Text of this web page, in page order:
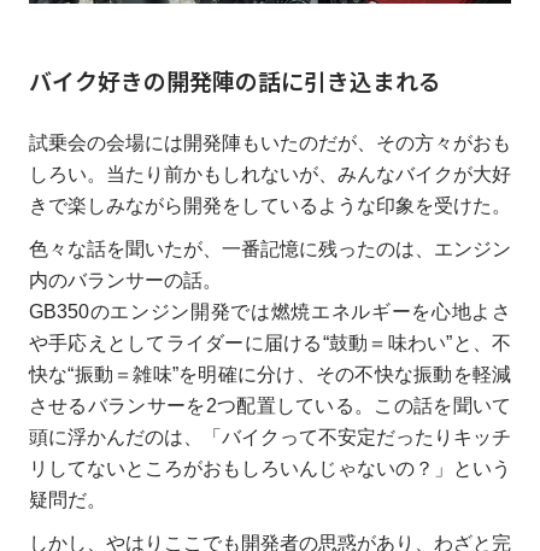
バイク好きの開発陣の話に引き込まれる
試乗会の会場には開発陣もいたのだが、その方々がおも
しろい。当たり前かもしれないが、みんなバイクが大好
きで楽しみながら開発をしているような印象を受けた。
色々な話を聞いたが、一番記憶に残ったのは、エンジン
内のバランサーの話。
GB350のエンジン開発では燃焼エネルギーを心地よさ
や手応えとしてライダーに届ける“鼓動＝味わい”と、不
快な“振動＝雑味”を明確に分け、その不快な振動を軽減
させるバランサーを2つ配置している。この話を聞いて
頭に浮かんだのは、「バイクって不安定だったりキッチ
リしてないところがおもしろいんじゃないの？」という
疑問だ。
しかし、やはりここでも開発者の思惑があり、わざと完